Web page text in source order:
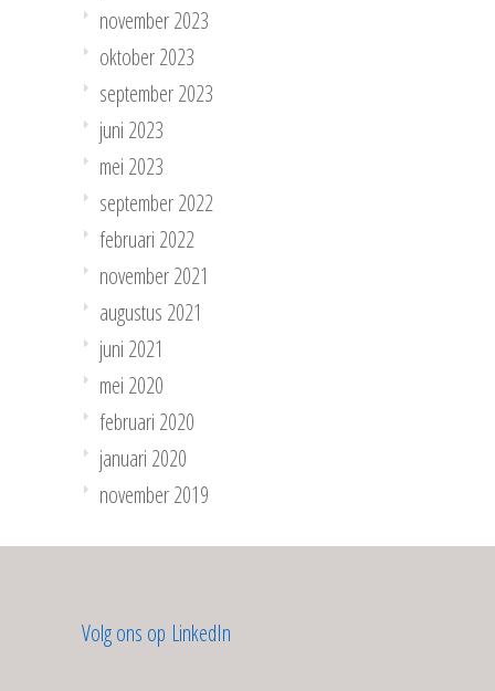
november 2023
oktober 2023
september 2023
juni 2023
mei 2023
september 2022
februari 2022
november 2021
augustus 2021
juni 2021
mei 2020
februari 2020
januari 2020
november 2019
Volg ons op LinkedIn